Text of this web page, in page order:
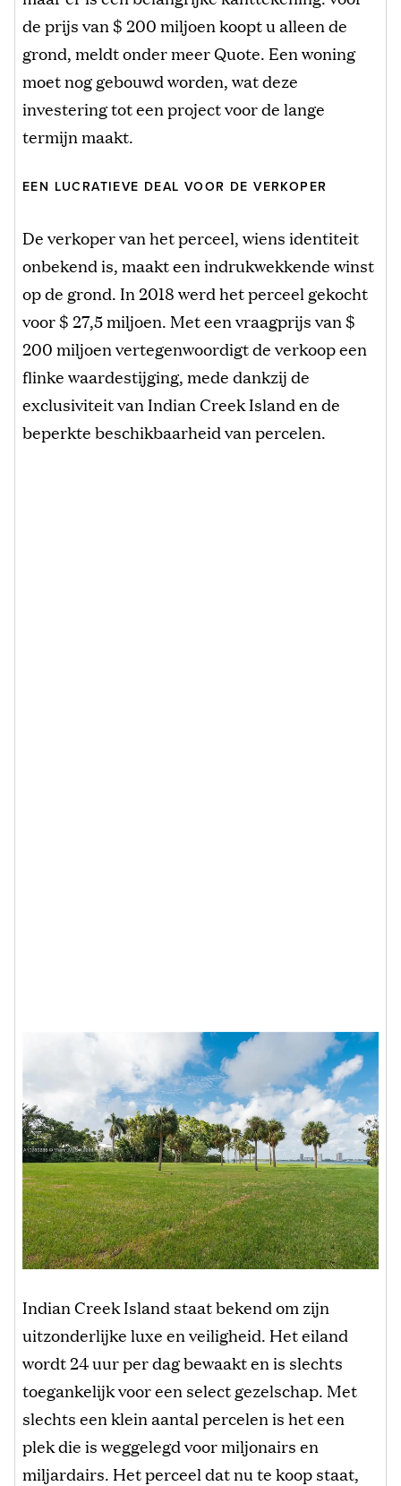
de prijs van $ 200 miljoen koopt u alleen de
grond, meldt onder meer Quote. Een woning
moet nog gebouwd worden, wat deze
investering tot een project voor de lange
termijn maakt.
EEN LUCRATIEVE DEAL VOOR DE VERKOPER
De verkoper van het perceel, wiens identiteit
onbekend is, maakt een indrukwekkende winst
op de grond. In 2018 werd het perceel gekocht
voor $ 27,5 miljoen. Met een vraagprijs van $
200 miljoen vertegenwoordigt de verkoop een
flinke waardestijging, mede dankzij de
exclusiviteit van Indian Creek Island en de
beperkte beschikbaarheid van percelen.
Indian Creek Island staat bekend om zijn
uitzonderlijke luxe en veiligheid. Het eiland
wordt 24 uur per dag bewaakt en is slechts
toegankelijk voor een select gezelschap. Met
slechts een klein aantal percelen is het een
plek die is weggelegd voor miljonairs en
miljardairs. Het perceel dat nu te koop staat,